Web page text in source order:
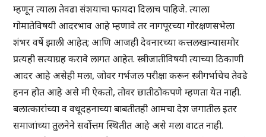
म्हणून त्याला तेवढा संशयाचा फायदा दिलाच पाहिजे. त्याला
गोमातेविषयी आदरभाव आहे म्हणावे तर नागपूरच्या गोरक्षणसभेला
शंभर वर्षे झाली आहेत; आणि आजही देवनारच्या कत्तलखान्यासमोर
प्रत्यही सत्याग्रह करावे लागत आहेत. स्त्रीजातीविषयी त्याच्या ठिकाणी
आदर आहे असेही मला, जोवर गर्भजल परीक्षा करून स्त्रीगर्भाचेच तेवढे
हनन होत आहे असे मी ऐकतो, तोवर छातीठोकपणे म्हणता येत नाही.
बलात्कारांच्या व वधूदहनाच्या बाबतीतही आमचा देश जगातील इतर
समाजांच्या तुलनेने सर्वोत्तम स्थितीत आहे असे मला वाटत नाही.